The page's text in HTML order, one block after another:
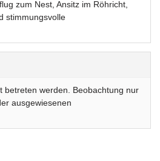
zum Nest, Ansitz im Röhricht,
stimmungsvolle
betreten werden. Beobachtung nur
ausgewiesenen